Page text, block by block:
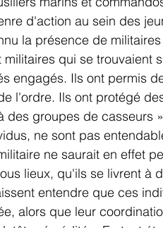
d'action au sein des
la présence de
qui se trouvaient
engagés. Ils ont permis
l'ordre. Ils ont protégé
des groupes de casseurs
ne sont pas
ne saurait en effet
lieux, qu'ils se livrent à
entendre que ces
alors que leur